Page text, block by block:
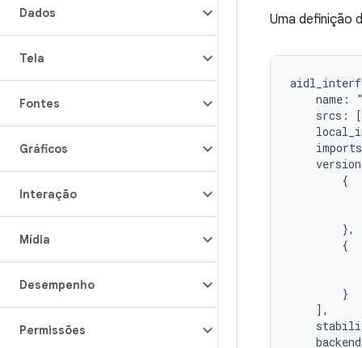
Dados
Tela
Fontes
Gráficos
Interação
Mídia
Desempenho
Permissões
Uma definição
name:
srcs:
        {
        },
        {
        }
    ],